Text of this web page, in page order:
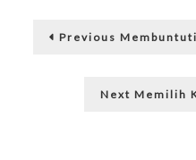
Post
Previous Previous
Next Next
Memilih